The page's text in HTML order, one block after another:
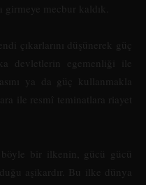
mecbur kaldık.
çıkarlarını düşünerek güç
devletlerin egemenliği ile
ya da güç kullanmakla
ile resmî teminatlara riayet
böyle bir ilkenin, gücü gücü
aşikardır. Bu ilke dünya